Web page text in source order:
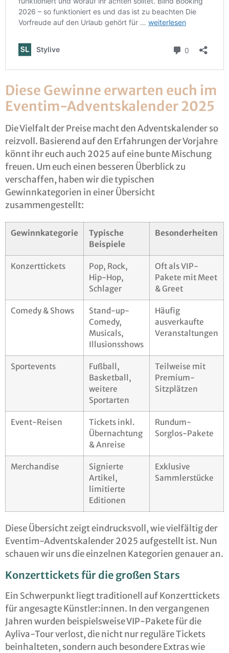
Diese Gewinne erwarten euch im
Eventim-Adventskalender 2025
Die Vielfalt der Preise macht den Adventskalender so
reizvoll. Basierend auf den Erfahrungen der Vorjahre
könnt ihr euch auch 2025 auf eine bunte Mischung
freuen. Um euch einen besseren Überblick zu
verschaffen, haben wir die typischen
Gewinnkategorien in einer Übersicht
zusammengestellt:
Gewinnkategorie
Typische
Beispiele
Besonderheiten
Konzerttickets
Pop, Rock,
Hip-Hop,
Schlager
Oft als VIP-
Pakete mit Meet
& Greet
Comedy & Shows
Stand-up-
Comedy,
Musicals,
Illusionsshows
Häufig
ausverkaufte
Veranstaltungen
Sportevents
Fußball,
Basketball,
weitere
Sportarten
Teilweise mit
Premium-
Sitzplätzen
Event-Reisen
Tickets inkl.
Übernachtung
& Anreise
Rundum-
Sorglos-Pakete
Merchandise
Signierte
Artikel,
limitierte
Editionen
Exklusive
Sammlerstücke
Diese Übersicht zeigt eindrucksvoll, wie vielfältig der
Eventim-Adventskalender 2025 aufgestellt ist. Nun
schauen wir uns die einzelnen Kategorien genauer an.
Konzerttickets für die großen Stars
Ein Schwerpunkt liegt traditionell auf Konzerttickets
für angesagte Künstler:innen. In den vergangenen
Jahren wurden beispielsweise VIP-Pakete für die
Ayliva-Tour verlost, die nicht nur reguläre Tickets
beinhalteten, sondern auch besondere Extras wie